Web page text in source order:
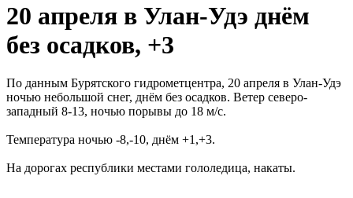
20 апреля в Улан-Удэ днём
без осадков, +3
По данным Бурятского гидрометцентра, 20 апреля в Улан-Удэ
ночью небольшой снег, днём без осадков. Ветер северо-
западный 8-13, ночью порывы до 18 м/с.
Температура ночью -8,-10, днём +1,+3.
На дорогах республики местами гололедица, накаты.